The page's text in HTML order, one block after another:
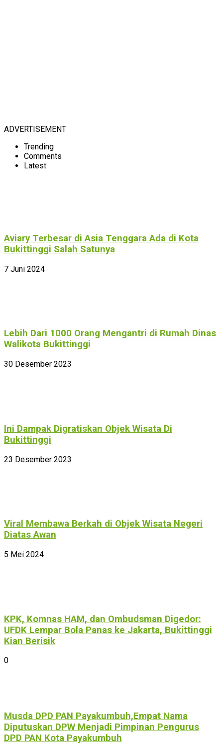
ADVERTISEMENT
Trending
Comments
Latest
Aviary Terbesar di Asia Tenggara Ada di Kota
Bukittinggi Salah Satunya
7 Juni 2024
Lebih Dari 1000 Orang Mengantri di Rumah Dinas
Walikota Bukittinggi
30 Desember 2023
Ini Dampak Digratiskan Objek Wisata Di
Bukittinggi
23 Desember 2023
Viral Membawa Berkah di Objek Wisata Negeri
Diatas Awan
5 Mei 2024
KPK, Komnas HAM, dan Ombudsman Digedor:
UFDK Lempar Bola Panas ke Jakarta, Bukittinggi
Kian Berisik
0
Musda DPD PAN Payakumbuh,Empat Nama
Diputuskan DPW Menjadi Pimpinan Pengurus
DPD PAN Kota Payakumbuh